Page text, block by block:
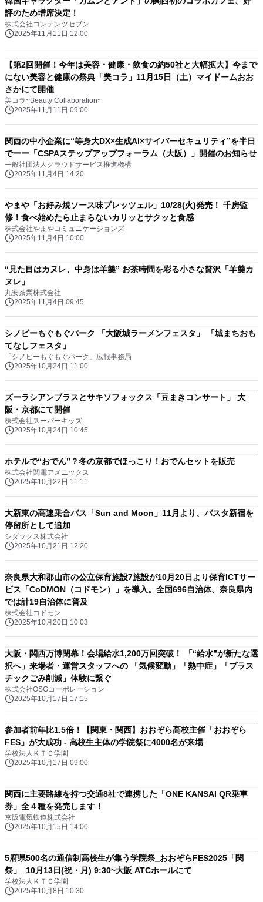
評のため増席決定！
株式会社コンテンツセブン
2025年11月11日 12:00
【第2回開催！今年は美容・健康・飲食の約50社と大幅拡大】今まで
にない美容と健康の祭典「美コラ」11月15日（土）マイドームおお
さかにて開催
美コラ~Beauty Collaboration~
2025年11月11日 09:00
関西の中小企業に“等身大DX×生成AI×サイバーセキュリティ”を半日
でーー「CSPAステップアップフォーラム（大阪）」開催のお知らせ
一般社団法人クラウドサービス推進機構
2025年11月4日 14:20
やまや「お好み焼ソース味プレッツェル」10/28(火)発売！ 千房監
修！食べ始めたら止まらないカリッとサクッと食感
株式会社やまやコミュニケーションズ
2025年11月4日 10:00
“見た目はカヌレ、中身は羊羹” お茶時間を彩る小さな贅沢「羊羹カ
ヌレ」
丸安茶業株式会社
2025年11月4日 09:45
シノビーもぐもぐパーク 「大阪城ラーメンフェスタ」 「城まちおも
てなしフェスタ」
「シノビーもぐもぐパーク」広報事務局
2025年10月24日 11:00
ズーラシアンブラスとサキソフォックス「豆まきコンサート」 大
阪・京都にて開催
株式会社スーパーキッズ
2025年10月24日 10:45
ホテルで“おでん”？冬の京都でほっこり！おでんセットを販売
株式会社関電アメニックス
2025年10月22日 11:11
大新東の高速乗合バス「Sun and Moon」11月より、バスタ新宿を
停留所として追加
シダックス株式会社
2025年10月21日 12:20
奈良県大和郡山市の公立保育施設7施設が10月20日より保育ICTサー
ビス「CoDMON（コドモン）」を導入。全国696自治体、奈良県内
では計19自治体に普及
株式会社コドモン
2025年10月20日 10:03
大阪・関西万博閉幕！会場給水1,200万回突破！ 「“給水”が新たな選
択へ」来場者・運営スタッフへの 「気候変動」「熱中症」「プラス
チックごみ削減」体験に繋ぐ
株式会社OSGコーポレーション
2025年10月17日 17:15
参加者前年比1.5倍！【関東・関西】おおぞら高校主催「おおぞら
FES」が大成功 - 高校生主体の学院祭に4000名が来場
学校法人ＫＴＣ学園
2025年10月17日 09:00
関西に主要路線を持つ交通8社で連携した「ONE KANSAI QR乗車
券」全４種を発売します！
京阪電気鉄道株式会社
2025年10月15日 14:00
5府県500名の通信制高校生が集う学院祭_おおぞらFES2025「関
祭」_10月13日(祝・月) 9:30~大阪 ATCホールにて
学校法人ＫＴＣ学園
2025年10月8日 10:30